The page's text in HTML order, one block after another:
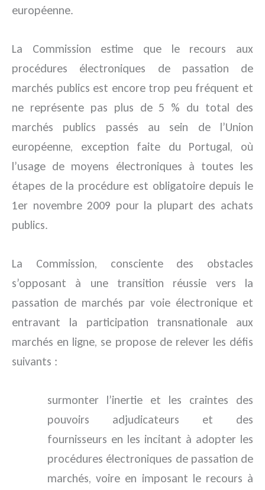
européenne.
La Commission estime que le recours aux
procédures électroniques de passation de
marchés publics est encore trop peu fréquent et
ne représente pas plus de 5 % du total des
marchés publics passés au sein de l’Union
européenne, exception faite du Portugal, où
l’usage de moyens électroniques à toutes les
étapes de la procédure est obligatoire depuis le
1er novembre 2009 pour la plupart des achats
publics.
La Commission, consciente des obstacles
s’opposant à une transition réussie vers la
passation de marchés par voie électronique et
entravant la participation transnationale aux
marchés en ligne, se propose de relever les défis
suivants :
surmonter l’inertie et les craintes des
pouvoirs adjudicateurs et des
fournisseurs en les incitant à adopter les
procédures électroniques de passation de
marchés, voire en imposant le recours à